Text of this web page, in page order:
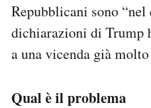
Repubblicani sono “nel
dichiarazioni di Trump
a una vicenda già
Qual è il problema